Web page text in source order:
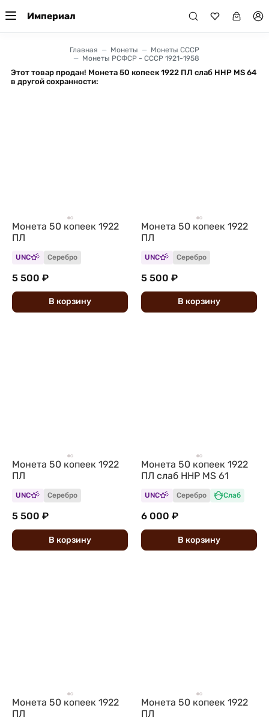
Империал
Главная Монеты
Монеты СССР
Монеты РСФСР - СССР 1921-1958
Этот товар продан! Монета 50 копеек 1922 ПЛ слаб ННР MS 64
в другой сохранности:
Монета 50 копеек 1922
ПЛ
UNC Серебро
5 500 ₽
В корзину
Монета 50 копеек 1922
ПЛ
UNC Серебро
5 500 ₽
В корзину
Монета 50 копеек 1922
ПЛ
UNC Серебро
5 500 ₽
В корзину
Монета 50 копеек 1922
ПЛ слаб ННР MS 61
UNC Серебро Слаб
6 000 ₽
В корзину
Монета 50 копеек 1922
ПЛ
Монета 50 копеек 1922
ПЛ